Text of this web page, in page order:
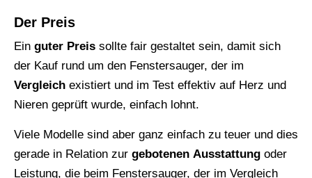
Der Preis
Ein guter Preis sollte fair gestaltet sein, damit sich
der Kauf rund um den Fenstersauger, der im
Vergleich existiert und im Test effektiv auf Herz und
Nieren geprüft wurde, einfach lohnt.
Viele Modelle sind aber ganz einfach zu teuer und dies
gerade in Relation zur gebotenen Ausstattung oder
Leistung, die beim Fenstersauger, der im Vergleich